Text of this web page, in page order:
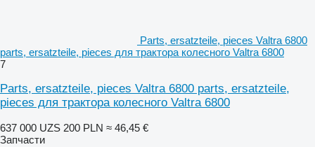
Parts, ersatzteile, pieces Valtra 6800
parts, ersatzteile, pieces для трактора колесного Valtra 6800
7
Parts, ersatzteile, pieces Valtra 6800 parts, ersatzteile,
pieces для трактора колесного Valtra 6800
637 000 UZS 200 PLN ≈ 46,45 €
Запчасти